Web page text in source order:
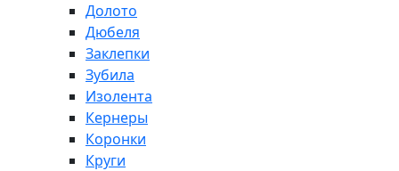
Долото
Дюбеля
Заклепки
Зубила
Изолента
Кернеры
Коронки
Круги